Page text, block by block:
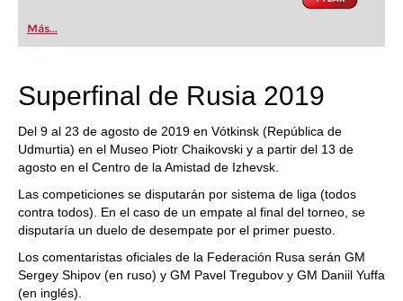
Más...
Superfinal de Rusia 2019
Del 9 al 23 de agosto de 2019 en Vótkinsk (República de
Udmurtia) en el Museo Piotr Chaikovski y a partir del 13 de
agosto en el Centro de la Amistad de Izhevsk.
Las competiciones se disputarán por sistema de liga (todos
contra todos). En el caso de un empate al final del torneo, se
disputaría un duelo de desempate por el primer puesto.
Los comentaristas oficiales de la Federación Rusa serán GM
Sergey Shipov (en ruso) y GM Pavel Tregubov y GM Daniil Yuffa
(en inglés).